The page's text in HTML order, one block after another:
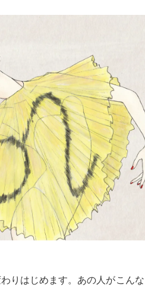
りはじめます。あの人がこんな